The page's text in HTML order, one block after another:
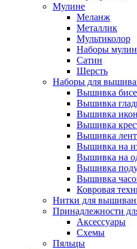
Мулине
Меланж
Металлик
Мультиколор
Наборы
Сатин
Шерсть
Наборы для
Вышивка
Вышивка
Вышивка икон
Вышивка
Вышивка
Вышивка на
Вышивка на
Вышивка
Вышивка
Ковровая
Нитки для
Принадлежности
Аксессуары
Схемы
Пяльцы